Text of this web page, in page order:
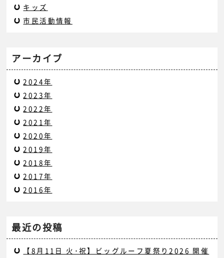
キッズ
市民活動情報
アーカイブ
2024年
2023年
2022年
2021年
2020年
2019年
2018年
2017年
2016年
最近の投稿
【8月11日 火･祝】ビッグルーフ夏祭り2026 開催